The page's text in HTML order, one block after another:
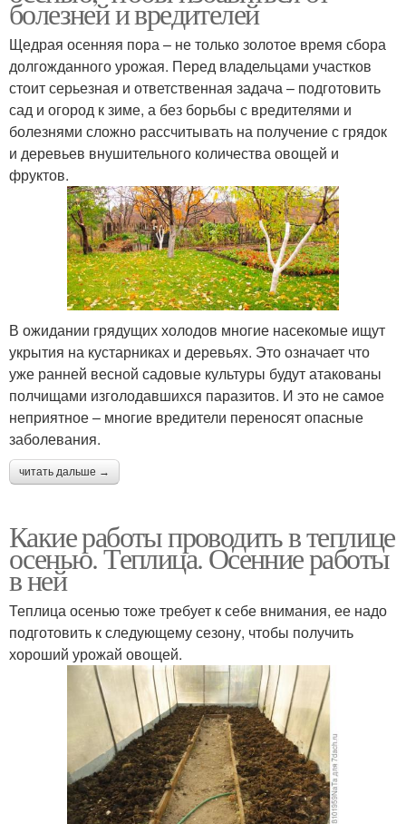
болезней и вредителей
Щедрая осенняя пора – не только золотое время сбора
долгожданного урожая. Перед владельцами участков
стоит серьезная и ответственная задача – подготовить
сад и огород к зиме, а без борьбы с вредителями и
болезнями сложно рассчитывать на получение с грядок
и деревьев внушительного количества овощей и
фруктов.
В ожидании грядущих холодов многие насекомые ищут
укрытия на кустарниках и деревьях. Это означает что
уже ранней весной садовые культуры будут атакованы
полчищами изголодавшихся паразитов. И это не самое
неприятное – многие вредители переносят опасные
заболевания.
читать дальше →
Какие работы проводить в теплице
осенью. Теплица. Осенние работы
в ней
Теплица осенью тоже требует к себе внимания, ее надо
подготовить к следующему сезону, чтобы получить
хороший урожай овощей.